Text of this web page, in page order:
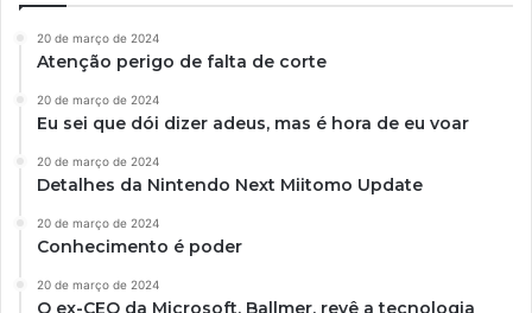
20 de março de 2024
Atenção perigo de falta de corte
20 de março de 2024
Eu sei que dói dizer adeus, mas é hora de eu voar
20 de março de 2024
Detalhes da Nintendo Next Miitomo Update
20 de março de 2024
Conhecimento é poder
20 de março de 2024
O ex-CEO da Microsoft, Ballmer, revê a tecnologia